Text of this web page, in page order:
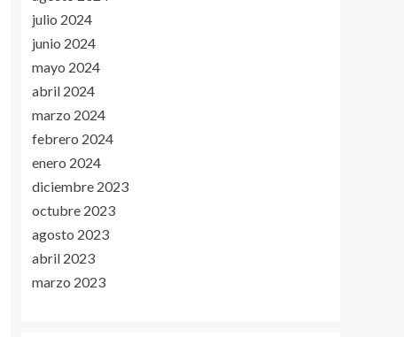
julio 2024
junio 2024
mayo 2024
abril 2024
marzo 2024
febrero 2024
enero 2024
diciembre 2023
octubre 2023
agosto 2023
abril 2023
marzo 2023